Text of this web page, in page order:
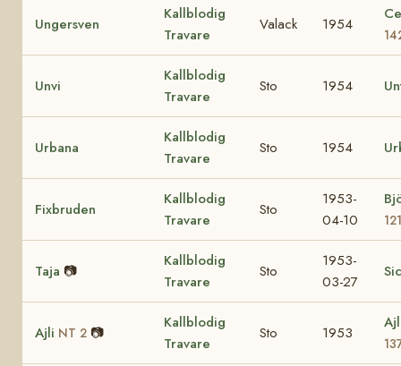
Ungersven
Kallblodig
Travare
Valack 1954
Unvi
Kallblodig
Travare
Sto 1954
Urbana
Kallblodig
Travare
Sto 1954
Fixbruden
Kallblodig
Travare
Sto
1953-
04-10
Taja 📷
Kallblodig
Travare
Sto
1953-
03-27
Ajli NT 2 📷
Kallblodig
Travare
Sto 1953